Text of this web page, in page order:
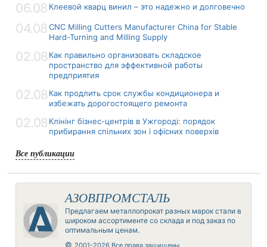
06.08 Клеевой кварц винил – это надежно и долговечно
04.08 CNC Milling Cutters Manufacturer China for Stable
Hard-Turning and Milling Supply
02.08 Как правильно организовать складское
пространство для эффективной работы
предприятия
02.08 Как продлить срок службы кондиционера и
избежать дорогостоящего ремонта
02.08 Клінінг бізнес-центрів в Ужгороді: порядок
прибирання спільних зон і офісних поверхів
Все публикации
АЗОВПРОМСТАЛЬ
Предлагаем металлопрокат разных марок стали в
широком ассортименте со склада и под заказ по
оптимальным ценам.
© 2001-2026 Все права защищены.